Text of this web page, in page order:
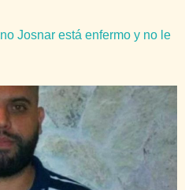
Josnar está enfermo y no le